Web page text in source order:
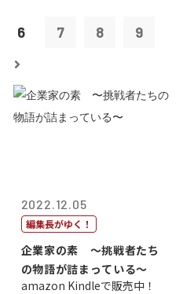
6 7 8 9
2022.12.05
編集長がゆく！
企業家の素 〜挑戦者たち
の物語が詰まっている〜
amazon Kindleで販売中！